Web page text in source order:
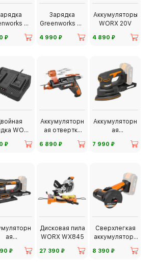
40
⃏
Зарядка
Greenworks 40
4 990 ⃏
Аккумуляторы
WORX 20V
4 890 ⃏
WORX
⃏
Аккумуляторн
ая отвертка
WORX WX255
6 890 ⃏
Аккумуляторн
ая
шлифмашина
WORX WX822
7 990 ⃏
ая
WX820
⃏
Дисковая пила
WORX WX845
27 390 ⃏
Сверхлегкая
аккумуляторн
ая болгарка
WORX
8 390 ⃏